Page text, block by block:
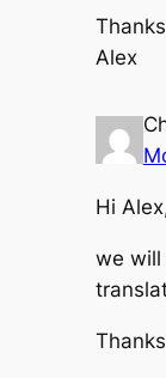
Alex
Hi
we will